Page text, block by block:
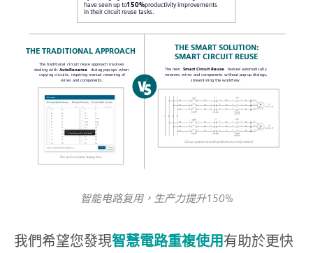
智能电路复用，生产力提升150%
我們希望您發現智慧電路重複使用有助於更快